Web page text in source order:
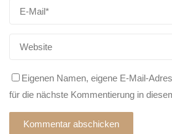
Eigenen Namen, eigene E-Mail-
für die nächste Kommentierung in